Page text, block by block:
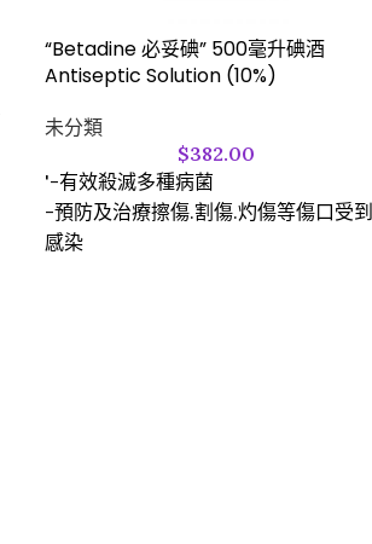
“Betadine 必妥碘” 500毫升碘酒
Antiseptic Solution (10%)
未分類
$382.00
'-有效殺滅多種病菌
-預防及治療擦傷.割傷.灼傷等傷口受到
感染